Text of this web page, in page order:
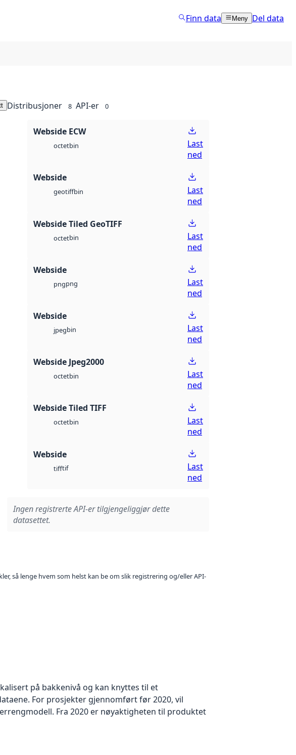
Finn data Meny Del data
Distribusjoner 8 API-er 0
Webside ECW
octetbin
Last
ned
Webside
geotiffbin
Last
ned
Webside Tiled GeoTIFF
octetbin
Last
ned
Webside
pngpng
Last
ned
Webside
jpegbin
Last
ned
Webside Jpeg2000
octetbin
Last
ned
Webside Tiled TIFF
octetbin
Last
ned
Webside
tifftif
Last
ned
Ingen registrerte API-er tilgjengeliggjør dette
datasettet.
så lenge hvem som helst kan be om slik registrering og/eller API-
på bakkenivå og kan knyttes til et
For prosjekter gjennomført før 2020, vil
Fra 2020 er nøyaktigheten til produktet